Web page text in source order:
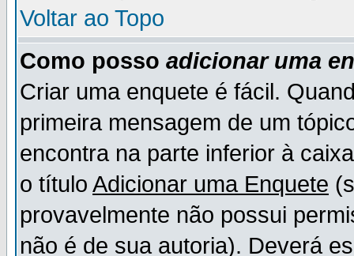
Voltar ao Topo
Como posso adicionar uma
Criar uma enquete é fácil.
primeira mensagem de um
encontra na parte inferior à
o título Adicionar uma Enquete
provavelmente não possui
não é de sua autoria). Deverá